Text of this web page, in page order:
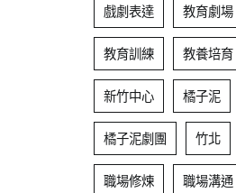
戲劇表達 教育劇場
教育訓練 教養培育
新竹中心 橘子泥
橘子泥劇團 竹北
職場修煉 職場溝通